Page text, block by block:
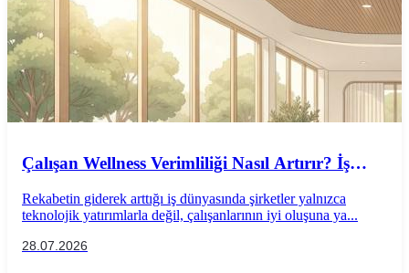
Çalışan Wellness Verimliliği Nasıl Artırır? İş
Uygulamaları
Rekabetin giderek arttığı iş dünyasında şirketler yalnızca
teknolojik yatırımlarla değil, çalışanlarının iyi oluşuna ya...
28.07.2026